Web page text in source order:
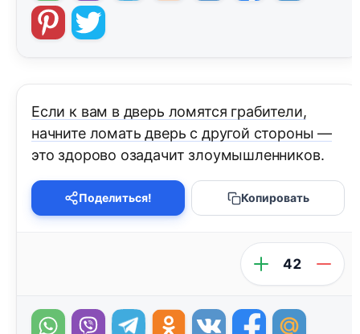
Если к вам в дверь ломятся грабители,
начните ломать дверь с дpyгой стороны —
это здорово озадачит злоумышленников.
Поделиться! Копировать
42